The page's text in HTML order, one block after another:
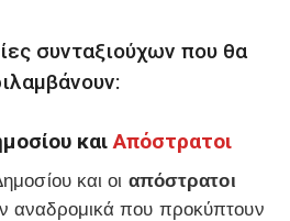
συνταξιούχων που θα
και Απόστρατοι
και οι απόστρατοι
αναδρομικά που προκύπτουν